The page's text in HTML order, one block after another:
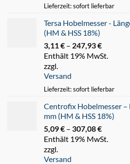
Lieferzeit: sofort lieferbar
Tersa Hobelmesser -
(HM & HSS 18%)
3,11 € – 247,93€
3,11 €
Enthält 19% MwSt.
zzgl.
Versand
Lieferzeit: sofort lieferbar
Centrofix Hobelmesser –
mm (HM & HSS 18%)
5,09€ – 307,08€
5,09 €
Enthält 19% MwSt.
zzgl.
Versand